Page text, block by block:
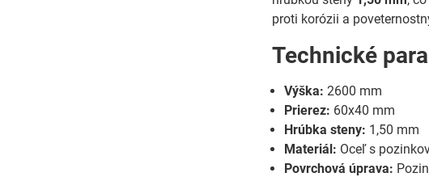
proti korózii a
Technické
Výška: 2600 mm
Prierez: 60x40 mm
Hrúbka steny: 1,50 mm
Materiál: Oceľ s
Povrchová úprava: